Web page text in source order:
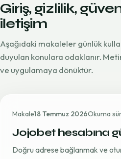
Giriş, gizlilik,
iletişim
Aşağıdaki makaleler günlük
duyulan konulara odaklanır.
ve uygulamaya dönüktür.
Makale18 Temmuz 2026Okuma
Jojobet hesabına
Doğru adrese bağlanmak ve